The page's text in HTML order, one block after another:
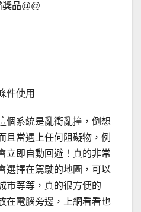
品@@
件使用
個系統是亂衝亂撞，倒想
且當遇上任何阻礙物，例
立即自動回避！真的非常
選擇在駕駛的地圖，可以
市等等，真的很方便的
在電腦旁邊，上網看看也